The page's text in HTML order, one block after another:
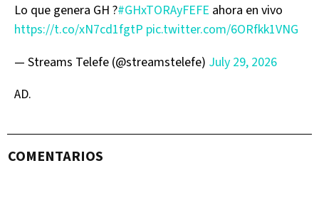
Lo que genera GH ?#GHxTORAyFEFE ahora en vivo
https://t.co/xN7cd1fgtP pic.twitter.com/6ORfkk1VNG
— Streams Telefe (@streamstelefe) July 29, 2026
AD.
COMENTARIOS